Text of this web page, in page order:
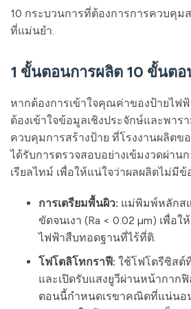
10 กระบวนการที่ต้องการการควบคุม
ที่แม่นยำ.
1 ขั้นตอนการผลิต 10 ขั้นตอ
หากต้องการเข้าใจคุณค่าของป้ายไฟ
ต้องเข้าใจข้อมูลเชิงประจักษ์และพาร
ควบคุมการสร้างป้าย ที่โรงงานผลิตข
ได้รับการตรวจสอบอย่างเข้มงวดผ่าน
เรียลไทม์ เพื่อให้แน่ใจว่าผลผลิตไม่มีข้
การเตรียมพื้นผิว: แม่พิมพ์หลักส
ขัดจนเงา (Ra < 0.02 µm) เพื่อใ
ไฟฟ้าสืบทอดฐานที่ไร้ที่ติ.
โฟโตลิโทกราฟี: ใช้โฟโตรีซิสต์
และเปิดรับแสงยูวีผ่านหน้ากาก
ตอนนี้กำหนดเรขาคณิตที่แน่นอ